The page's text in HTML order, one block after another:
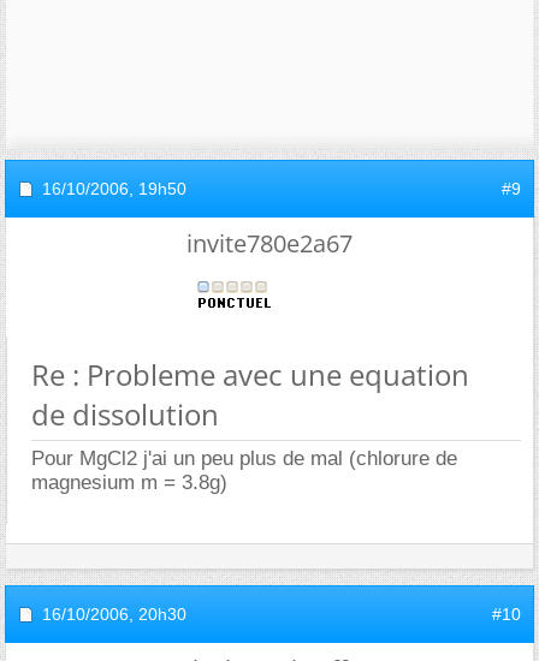
16/10/2006, 19h50 #9
invite780e2a67
Re : Probleme avec une equation
de dissolution
Pour MgCl2 j'ai un peu plus de mal (chlorure de
magnesium m = 3.8g)
16/10/2006, 20h30 #10